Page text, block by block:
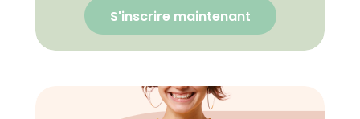
S'inscrire maintenant